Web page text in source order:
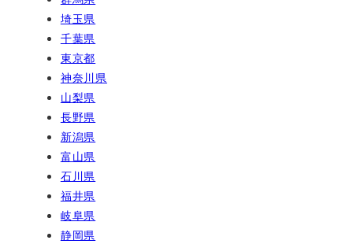
埼玉県
千葉県
東京都
神奈川県
山梨県
長野県
新潟県
富山県
石川県
福井県
岐阜県
静岡県